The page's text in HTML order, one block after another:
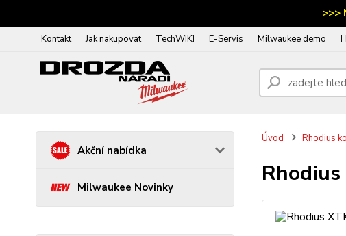
>>>
Kontakt Jak nakupovat TechWIKI E-Servis Milwaukee demo
Akční nabídka
Milwaukee Novinky
Úvod Rhodius